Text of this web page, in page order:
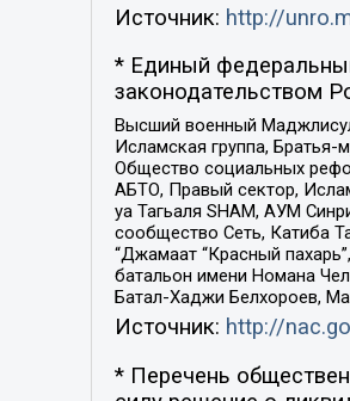
Источник: http://
* Единый
законодательством
Высший военный
Исламская группа,
Общество социальных
АБТО, Правый сектор,
уа Тагьаля SHAM, АУМ
сообщество Сеть, Катиба
“Джамаат “Красный
батальон имени Номана
Батал-Хаджи Белхороев,
Источник: http://
* Перечень